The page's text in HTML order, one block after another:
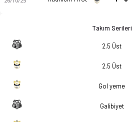
Takım Serileri
2.5 Üst
2.5 Üst
Gol yeme
Galibiyet